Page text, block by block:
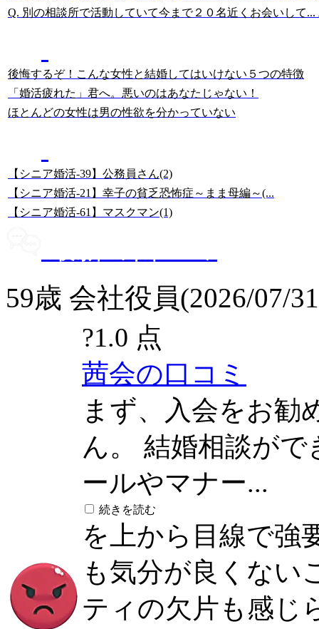
Q. 別の相談所で活動していて今まで２０名近くお会いして...
後悔するぞ！こんな女性と結婚してはいけない５つの特徴
「婚活疲れた」君へ。悪いのはあなたじゃない！
ほとんどの女性は男の性欲を分かっていない
【シニア婚活-39】公務員さん(2)
【シニア婚活-21】幸子の貧乏恐怖症～まま母編～(...
【シニア婚活-61】マスクマン(1)
59歳 会社役員(2026/07/
?1.0 点
茜会の口コミ
まず、入会をお勧
ん。 結婚相談が
ールやマナー...
続きを読む
を上から目線で強
も気分が良くない
ティの欠片も感じ